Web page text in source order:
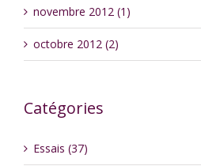
novembre 2012 (1)
octobre 2012 (2)
Catégories
Essais (37)